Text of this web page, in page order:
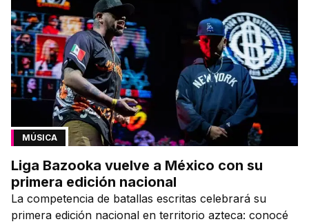
MÚSICA
Liga Bazooka vuelve a México con su
primera edición nacional
La competencia de batallas escritas celebrará su
primera edición nacional en territorio azteca: conocé